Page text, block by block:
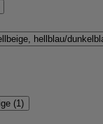
hellblau/
(1 )